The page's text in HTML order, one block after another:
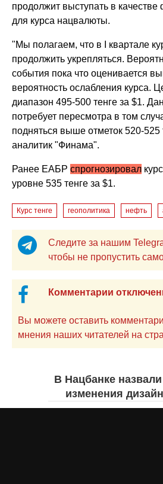
продолжит выступать в
для курса нацвалюты.
"Мы полагаем, что в I квартале
продолжить укрепляться.
события пока что оценивается
вероятность ослабления курса.
диапазон 495-500 тенге за $1.
потребует пересмотра в том
подняться выше отметок 520-525
аналитик "Финама".
Ранее ЕАБРспрогнозировал
уровне 535 тенге за $1.
Курс тенге геополитика нефть
Следите за нашим
чтобы не
Комментарии
Вы можете оставить комментарий и
мнения наших читателей на
В Нацбанке
изменения